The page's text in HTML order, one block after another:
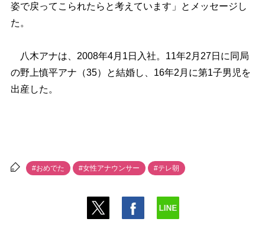
姿で戻ってこられたらと考えています」とメッセージし
た。
八木アナは、2008年4月1日入社。11年2月27日に同局
の野上慎平アナ（35）と結婚し、16年2月に第1子男児を
出産した。
#おめでた #女性アナウンサー #テレ朝